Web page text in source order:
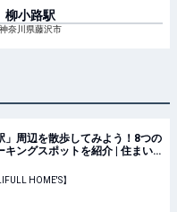
柳小路駅
神奈川県藤沢市
」周辺を散歩してみよう！8つの
キングスポットを紹介 | 住まい
HOME'S】